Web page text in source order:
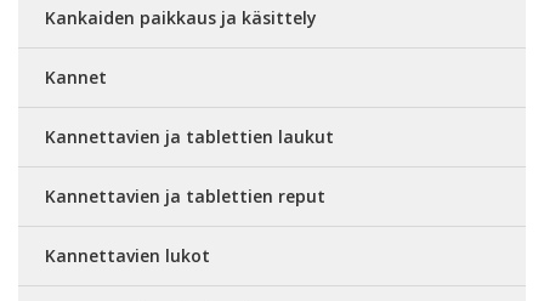
Kankaiden paikkaus ja käsittely
Kannet
Kannettavien ja tablettien laukut
Kannettavien ja tablettien reput
Kannettavien lukot